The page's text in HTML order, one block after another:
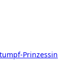
Prinzessin